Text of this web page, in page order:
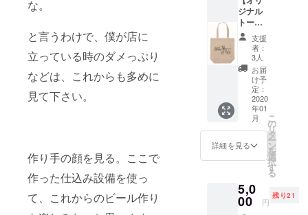
な。
と言うわけで、僕が店に
立っている時のダメっぷり
などは、これからも多めに
見て下さい。
作り手の顔を見る。ここで
作った仕込み設備を使っ
て、これからのビール作り
詳細は
クラウ
ドファ
ンディ
ング終
了後ご
案内致
します
す。 ※
初回来
店時に
お渡し
しま
す。 ※
以下の
有効期
限の
内、初
回来店
時から1
か月間
限：
2020年
1月1日
ジナル
トート
バッ
グ】 ク
ランク
ビール
オリジ
ナルデ
ザイン
のトー
トバッ
グが手
に入る
リター
ンで
初回来
店時に
お渡し
支援
者：
3人
お届
け予
定：
2020
年01
月
詳細を見る
こ
の
リ
タ
ー
ン
を
選
択
す
る
5,0
00 円
残り21